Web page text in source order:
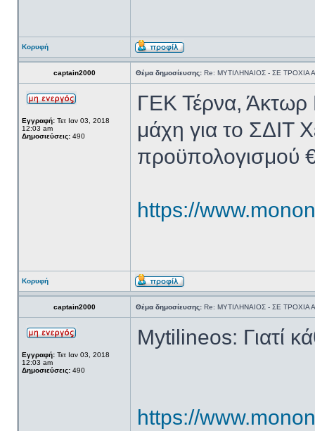
Κορυφή
captain2000 Θέμα δημοσίευσης: Re: ΜΥΤΙΛΗΝΑΙΟΣ - ΣΕ ΤΡΟΧΙΑ
Εγγραφή: Τετ Ιαν 03, 2018
12:03 am
Δημοσιεύσεις: 490
ΓΕΚ Τέρνα, Άκτωρ
μάχη για το
προϋπολογισμού
https://
Κορυφή
captain2000 Θέμα δημοσίευσης: Re: ΜΥΤΙΛΗΝΑΙΟΣ - ΣΕ ΤΡΟΧΙΑ
Εγγραφή: Τετ Ιαν 03, 2018
12:03 am
Δημοσιεύσεις: 490
Mytilineos: Γιατί
https://